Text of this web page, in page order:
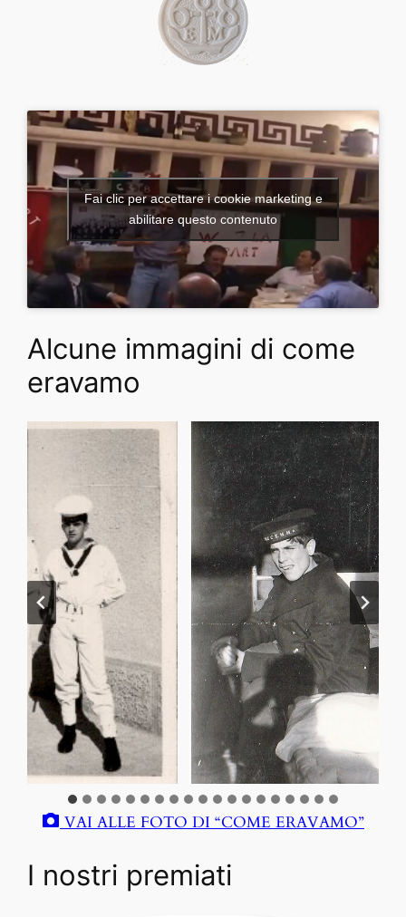
Fai clic per accettare i cookie marketing e
abilitare questo contenuto
Alcune immagini di come
eravamo
VAI ALLE FOTO DI “COME ERAVAMO”
I nostri premiati